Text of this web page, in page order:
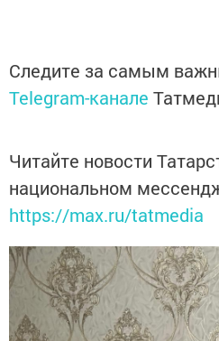
Следите за самым
Telegram-канале
Читайте новости
национальном
https://max.ru/tatmedia